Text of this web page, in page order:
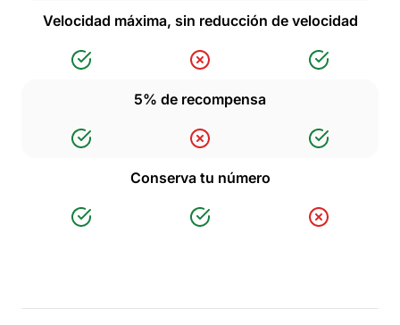
Velocidad máxima, sin reducción de velocidad
5% de recompensa
Conserva tu número